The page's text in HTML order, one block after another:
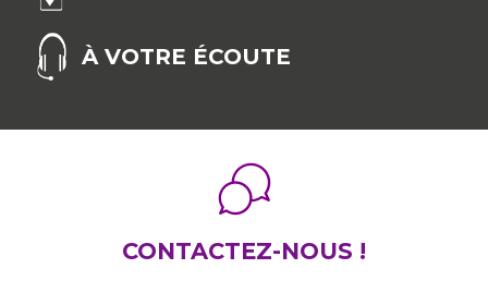
À VOTRE ÉCOUTE
CONTACTEZ-NOUS !